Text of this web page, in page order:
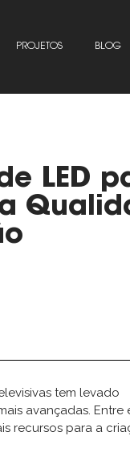
PROJETOS BLOG
LED
tem levado
avançadas. Entre
recursos para a